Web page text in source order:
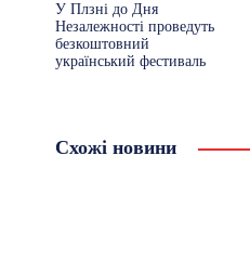
У Плзні до Дня
Незалежності проведуть
безкоштовний
український фестиваль
Схожі новини